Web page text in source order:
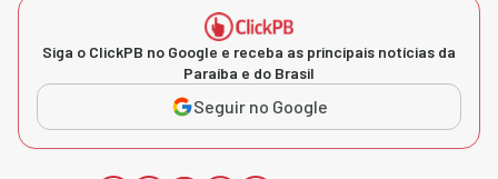
Siga o ClickPB no Google e receba as principais notícias da
Paraíba e do Brasil
Seguir no Google